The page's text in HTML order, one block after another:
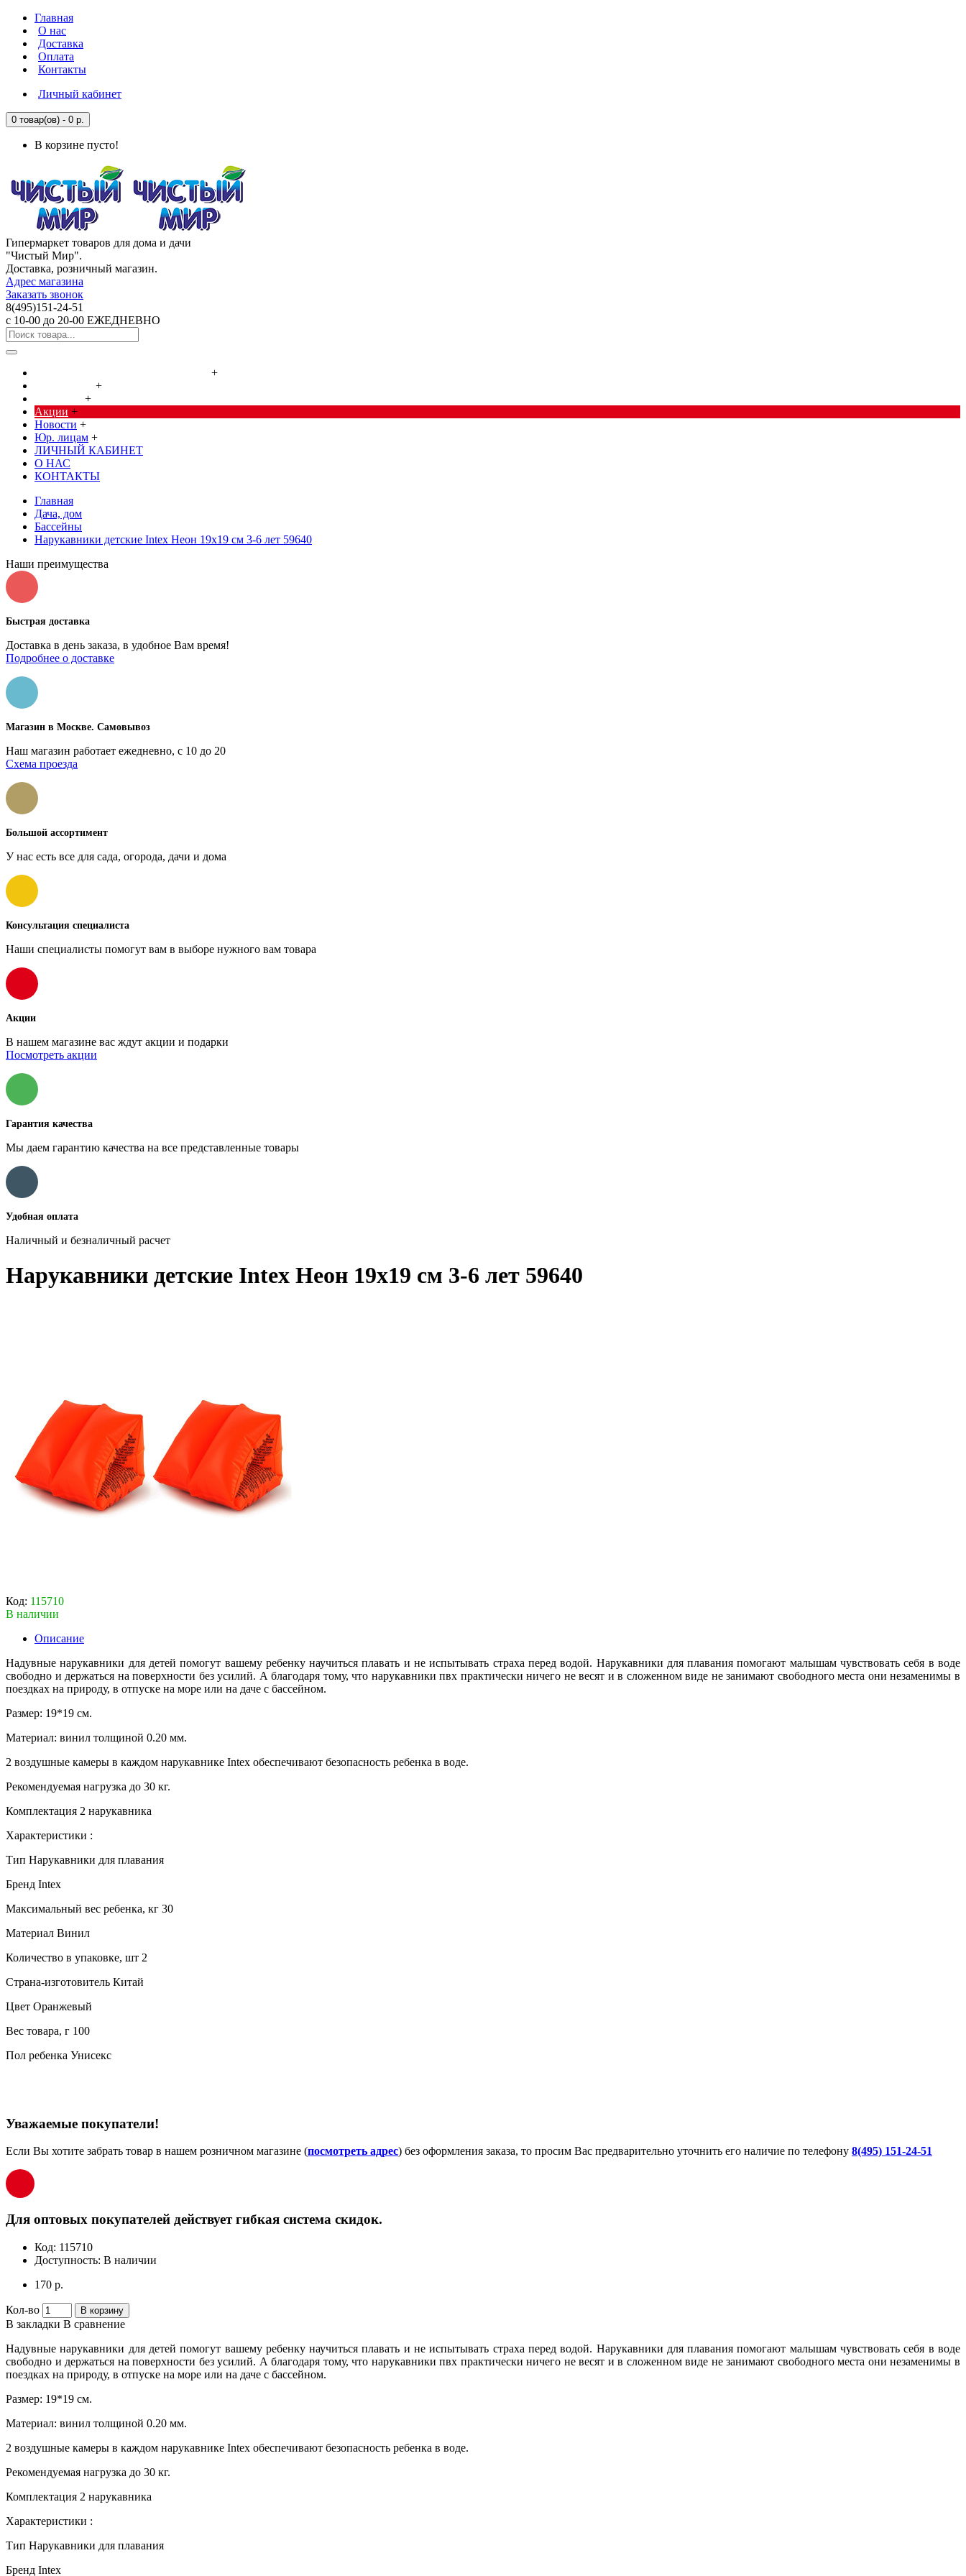
Главная
О нас
Доставка
Оплата
Контакты
Личный кабинет
0 товар(ов) - 0 р.
В корзине пусто!
Гипермаркет товаров для дома и дачи
"Чистый Мир".
Доставка, розничный магазин.
Адрес магазина
Заказать звонок
8(495)151-24-51
с 10-00 до 20-00 ЕЖЕДНЕВНО
+
+
+
Акции +
Новости +
Юр. лицам +
ЛИЧНЫЙ КАБИНЕТ
О НАС
КОНТАКТЫ
Главная
Дача, дом
Бассейны
Нарукавники детские Intex Неон 19х19 см 3-6 лет 59640
Наши преимущества
Быстрая доставка
Доставка в день заказа, в удобное Вам время!
Подробнее о доставке
Магазин в Москве. Самовывоз
Наш магазин работает ежедневно, с 10 до 20
Схема проезда
Большой ассортимент
У нас есть все для сада, огорода, дачи и дома
Консультация специалиста
Наши специалисты помогут вам в выборе нужного вам товара
Акции
В нашем магазине вас ждут акции и подарки
Посмотреть акции
Гарантия качества
Мы даем гарантию качества на все представленные товары
Удобная оплата
Наличный и безналичный расчет
Нарукавники детские Intex Неон 19х19 см 3-6 лет 59640
Код: 115710
В наличии
Описание
Надувные нарукавники для детей помогут вашему ребенку научиться плавать и не испытывать страха перед водой. Нарукавники для плавания помогают малышам чувствовать себя в воде
свободно и держаться на поверхности без усилий. А благодаря тому, что нарукавники пвх практически ничего не весят и в сложенном виде не занимают свободного места они незаменимы в
поездках на природу, в отпуске на море или на даче с бассейном.
Размер: 19*19 см.
Материал: винил толщиной 0.20 мм.
2 воздушные камеры в каждом нарукавнике Intex обеспечивают безопасность ребенка в воде.
Рекомендуемая нагрузка до 30 кг.
Комплектация 2 нарукавника
Характеристики :
Тип Нарукавники для плавания
Бренд Intex
Максимальный вес ребенка, кг 30
Материал Винил
Количество в упаковке, шт 2
Страна-изготовитель Китай
Цвет Оранжевый
Вес товара, г 100
Пол ребенка Унисекс
Уважаемые покупатели!
Если Вы хотите забрать товар в нашем розничном магазине (посмотреть адрес) без оформления заказа, то просим Вас предварительно уточнить его наличие по телефону 8(495) 151-24-51
Для оптовых покупателей действует гибкая система скидок.
Код: 115710
Доступность: В наличии
170 р.
Кол-во В корзину
В закладки В сравнение
Надувные нарукавники для детей помогут вашему ребенку научиться плавать и не испытывать страха перед водой. Нарукавники для плавания помогают малышам чувствовать себя в воде
свободно и держаться на поверхности без усилий. А благодаря тому, что нарукавники пвх практически ничего не весят и в сложенном виде не занимают свободного места они незаменимы в
поездках на природу, в отпуске на море или на даче с бассейном.
Размер: 19*19 см.
Материал: винил толщиной 0.20 мм.
2 воздушные камеры в каждом нарукавнике Intex обеспечивают безопасность ребенка в воде.
Рекомендуемая нагрузка до 30 кг.
Комплектация 2 нарукавника
Характеристики :
Тип Нарукавники для плавания
Бренд Intex